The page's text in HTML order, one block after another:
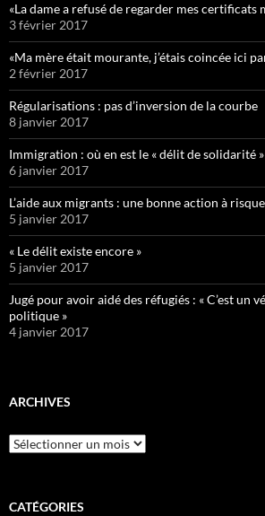
«La dame a refusé de regarder mes certificats
3 février 2017
«Ma mère était mourante, j’étais coincée ici
2 février 2017
Régularisations : pas d’inversion de la courbe
8 janvier 2017
Immigration : où en est le « délit de solidarité »
6 janvier 2017
L’aide aux migrants : une bonne action à risque
5 janvier 2017
« Le délit existe encore »
5 janvier 2017
Jugé pour avoir aidé des réfugiés : « C’est un
politique »
4 janvier 2017
ARCHIVES
Archives
CATÉGORIES